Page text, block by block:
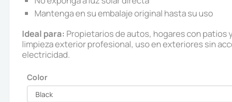
Mantenga en su embalaje original hasta su uso
Ideal para: Propietarios de autos, hogares con patios
limpieza exterior profesional, uso en exteriores sin
electricidad.
Color